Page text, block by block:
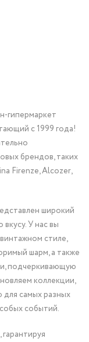
гипермаркет
с 1999 года!
брендов, таких
Firenze, Alcozer,
широкий
У нас вы
стиле,
шарм, а также
подчеркивающую
коллекции,
самых разных
событий.